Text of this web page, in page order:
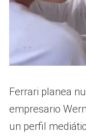
Ferrari planea
empresario
un perfil